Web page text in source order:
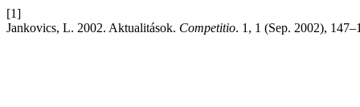
[1]
Jankovics, L. 2002. Aktualitások. Competitio. 1, 1 (Sep. 2002),